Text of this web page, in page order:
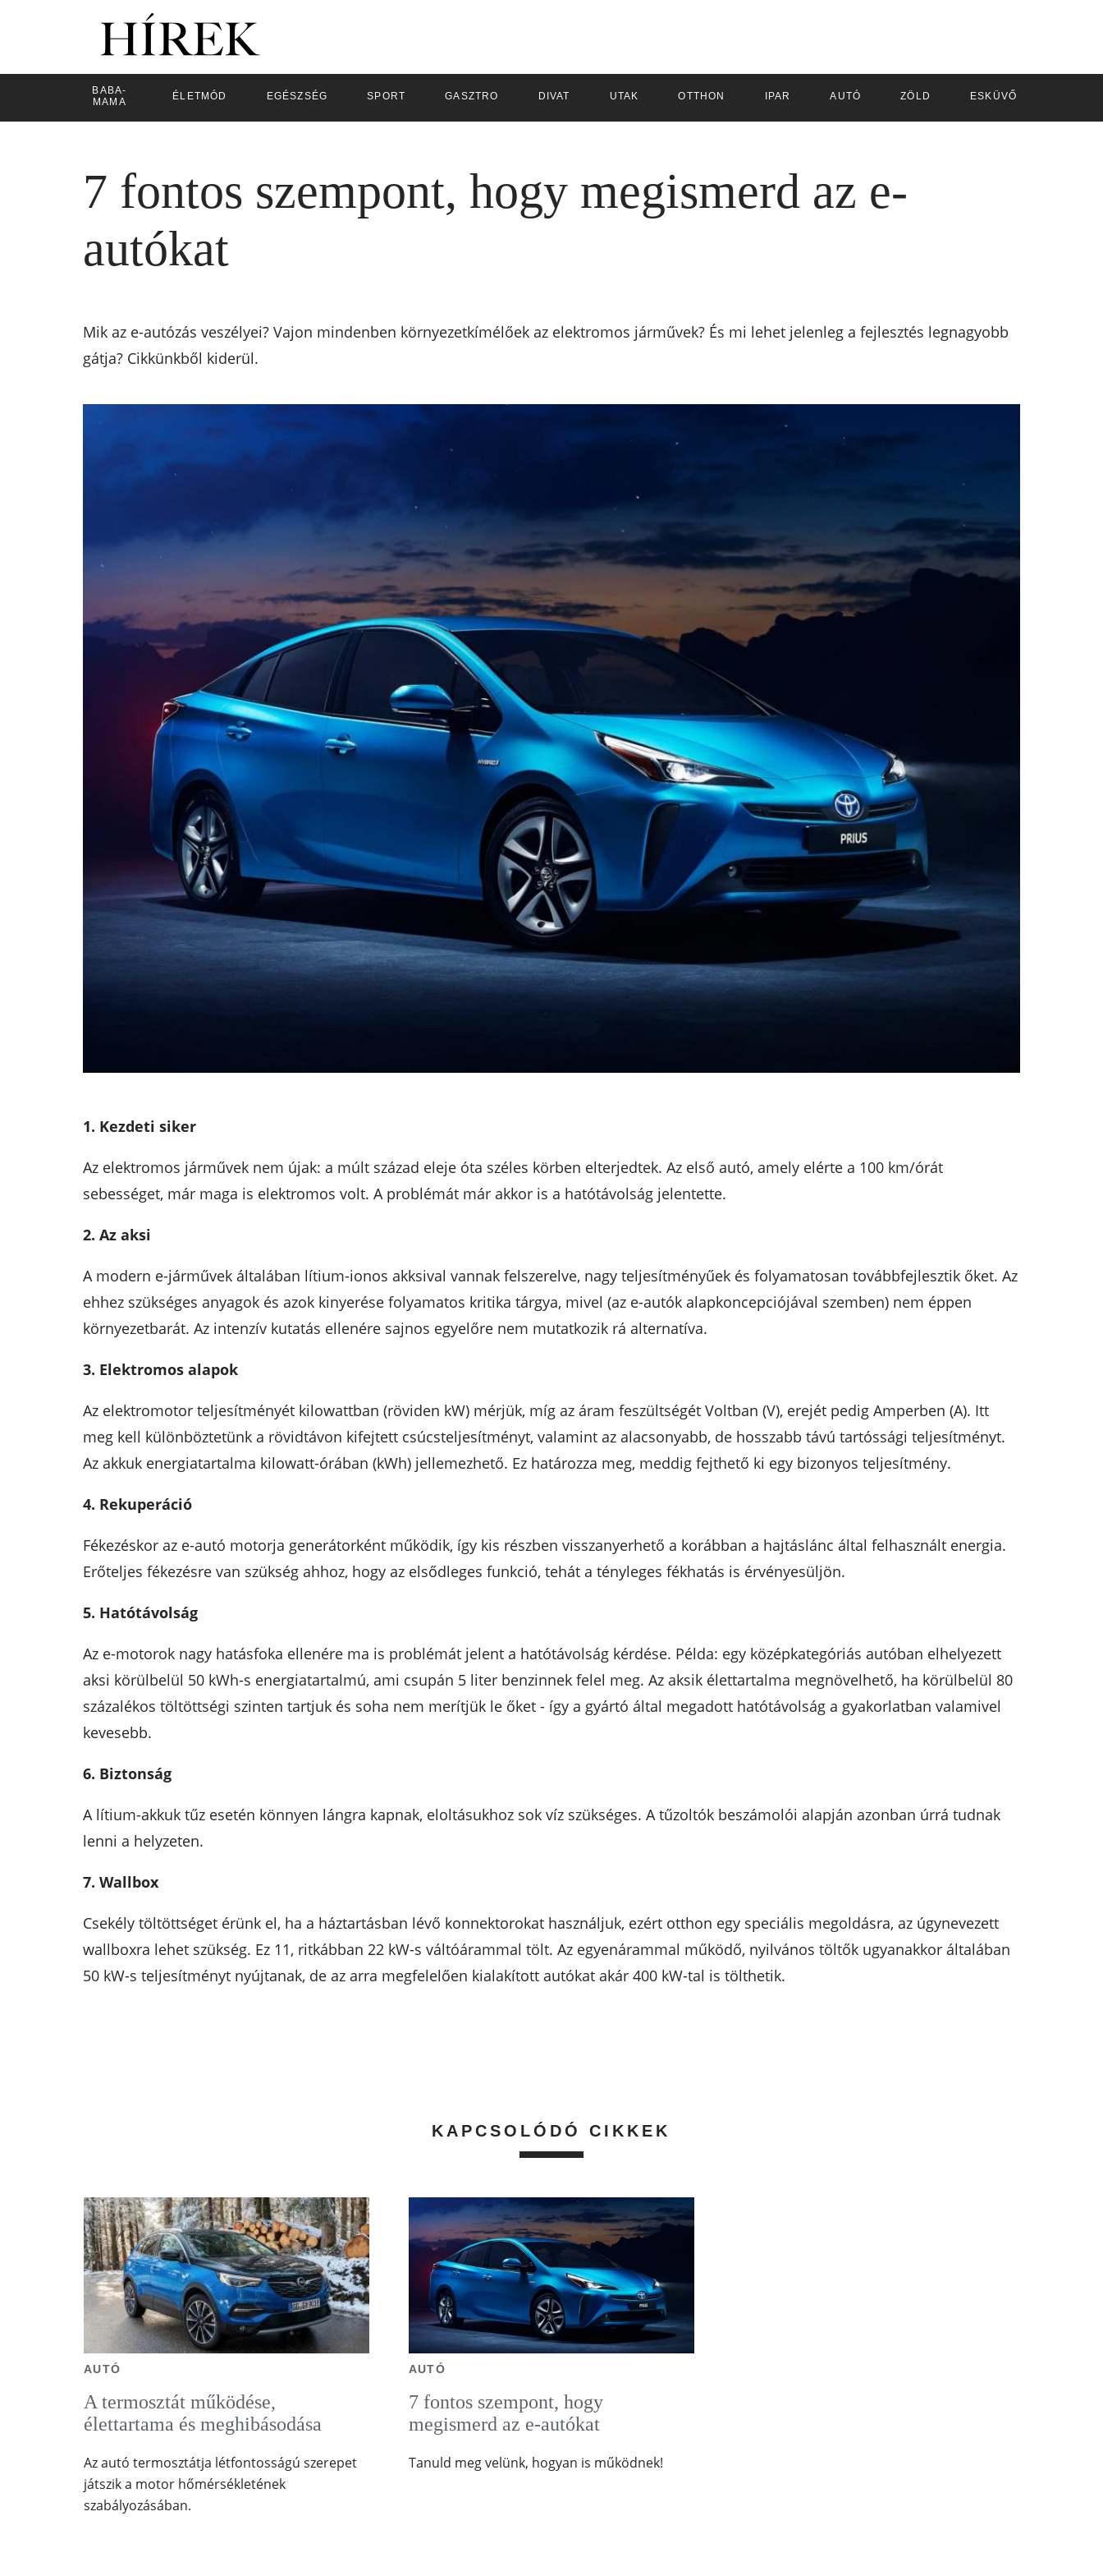
BABA-
MAMA
ÉLETMÓD EGÉSZSÉG SPORT GASZTRO DIVAT UTAK OTTHON IPAR AUTÓ ZÖLD ESKÜVŐ
7 fontos szempont, hogy megismerd az e-
autókat
Mik az e-autózás veszélyei? Vajon mindenben környezetkímélőek az elektromos járművek? És mi lehet jelenleg a fejlesztés legnagyobb
gátja? Cikkünkből kiderül.
1. Kezdeti siker
Az elektromos járművek nem újak: a múlt század eleje óta széles körben elterjedtek. Az első autó, amely elérte a 100 km/órát
sebességet, már maga is elektromos volt. A problémát már akkor is a hatótávolság jelentette.
2. Az aksi
A modern e-járművek általában lítium-ionos akksival vannak felszerelve, nagy teljesítményűek és folyamatosan továbbfejlesztik őket. Az
ehhez szükséges anyagok és azok kinyerése folyamatos kritika tárgya, mivel (az e-autók alapkoncepciójával szemben) nem éppen
környezetbarát. Az intenzív kutatás ellenére sajnos egyelőre nem mutatkozik rá alternatíva.
3. Elektromos alapok
Az elektromotor teljesítményét kilowattban (röviden kW) mérjük, míg az áram feszültségét Voltban (V), erejét pedig Amperben (A). Itt
meg kell különböztetünk a rövidtávon kifejtett csúcsteljesítményt, valamint az alacsonyabb, de hosszabb távú tartóssági teljesítményt.
Az akkuk energiatartalma kilowatt-órában (kWh) jellemezhető. Ez határozza meg, meddig fejthető ki egy bizonyos teljesítmény.
4. Rekuperáció
Fékezéskor az e-autó motorja generátorként működik, így kis részben visszanyerhető a korábban a hajtáslánc által felhasznált energia.
Erőteljes fékezésre van szükség ahhoz, hogy az elsődleges funkció, tehát a tényleges fékhatás is érvényesüljön.
5. Hatótávolság
Az e-motorok nagy hatásfoka ellenére ma is problémát jelent a hatótávolság kérdése. Példa: egy középkategóriás autóban elhelyezett
aksi körülbelül 50 kWh-s energiatartalmú, ami csupán 5 liter benzinnek felel meg. Az aksik élettartalma megnövelhető, ha körülbelül 80
százalékos töltöttségi szinten tartjuk és soha nem merítjük le őket - így a gyártó által megadott hatótávolság a gyakorlatban valamivel
kevesebb.
6. Biztonság
A lítium-akkuk tűz esetén könnyen lángra kapnak, eloltásukhoz sok víz szükséges. A tűzoltók beszámolói alapján azonban úrrá tudnak
lenni a helyzeten.
7. Wallbox
Csekély töltöttséget érünk el, ha a háztartásban lévő konnektorokat használjuk, ezért otthon egy speciális megoldásra, az úgynevezett
wallboxra lehet szükség. Ez 11, ritkábban 22 kW-s váltóárammal tölt. Az egyenárammal működő, nyilvános töltők ugyanakkor általában
50 kW-s teljesítményt nyújtanak, de az arra megfelelően kialakított autókat akár 400 kW-tal is tölthetik.
KAPCSOLÓDÓ CIKKEK
AUTÓ
A termosztát működése,
élettartama és meghibásodása
Az autó termosztátja létfontosságú szerepet
játszik a motor hőmérsékletének
szabályozásában.
AUTÓ
7 fontos szempont, hogy
megismerd az e-autókat
Tanuld meg velünk, hogyan is működnek!